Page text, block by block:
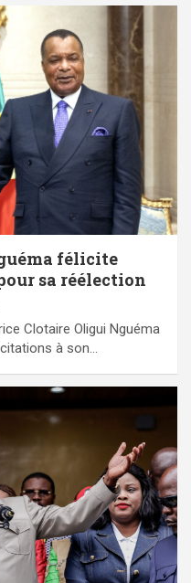
félicite
sa réélection
Clotaire Oligui Nguéma
à son…